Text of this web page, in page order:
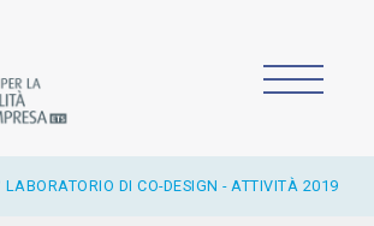
LABORATORIO DI CO-DESIGN - ATTIVITÀ 2019